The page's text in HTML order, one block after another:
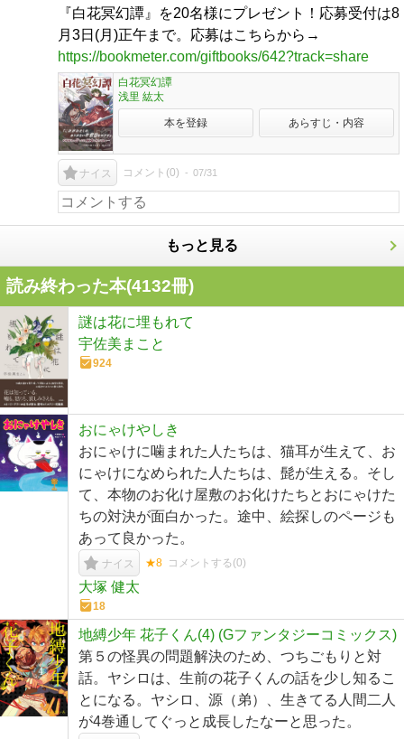
『白花冥幻譚』を20名様にプレゼント！応募受付は8
月3日(月)正午まで。応募はこちらから→
https://bookmeter.com/giftbooks/642?track=share
白花冥幻譚
浅里 紘太
本を登録 あらすじ・内容
ナイス コメント(0) 07/31
もっと見る
読み終わった本(4132冊)
謎は花に埋もれて
宇佐美まこと
924
おにゃけやしき
おにゃけに噛まれた人たちは、猫耳が生えて、お
にゃけになめられた人たちは、髭が生える。そし
て、本物のお化け屋敷のお化けたちとおにゃけた
ちの対決が面白かった。途中、絵探しのページも
あって良かった。
ナイス ★8 コメントする(0)
大塚 健太
18
地縛少年 花子くん(4) (Gファンタジーコミックス)
第５の怪異の問題解決のため、つちごもりと対
話。ヤシロは、生前の花子くんの話を少し知るこ
とになる。ヤシロ、源（弟）、生きてる人間二人
が4巻通してぐっと成長したなーと思った。